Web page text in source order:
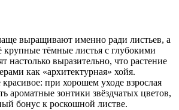
выращивают именно ради листьев, а
крупные тёмные листья с глубокими
настолько выразительно, что растение
как «архитектурная» хойя.
при хорошем уходе взрослая
ароматные зонтики звёздчатых цветов,
бонус к роскошной листве.